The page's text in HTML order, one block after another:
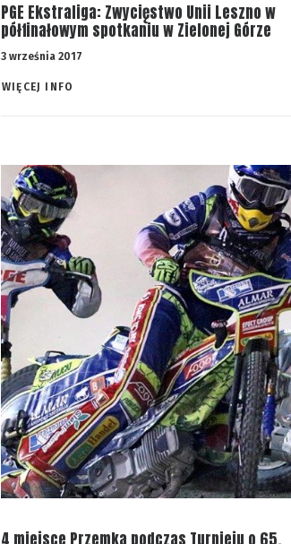
PGE Ekstraliga: Zwycięstwo Unii Leszno w
półfinałowym spotkaniu w Zielonej Górze
3 września 2017
WIĘCEJ INFO